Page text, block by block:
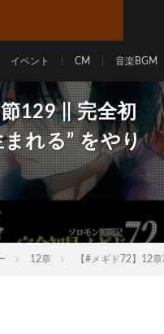
イベント CM 音楽BGM
129 || 完全初
れる” をやり
12章 【#メギド72】12